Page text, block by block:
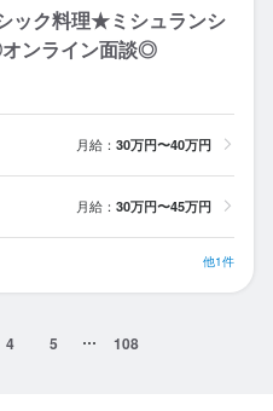
ック料理★ミシュランシ
ンライン面談◎
月給： 30万円〜40万円
月給： 30万円〜45万円
他1件
4 5 108